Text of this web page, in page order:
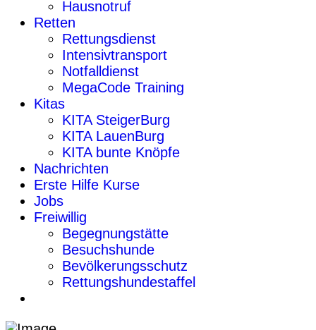
Hausnotruf
Retten
Rettungsdienst
Intensivtransport
Notfalldienst
MegaCode Training
Kitas
KITA SteigerBurg
KITA LauenBurg
KITA bunte Knöpfe
Nachrichten
Erste Hilfe Kurse
Jobs
Freiwillig
Begegnungstätte
Besuchshunde
Bevölkerungsschutz
Rettungshundestaffel